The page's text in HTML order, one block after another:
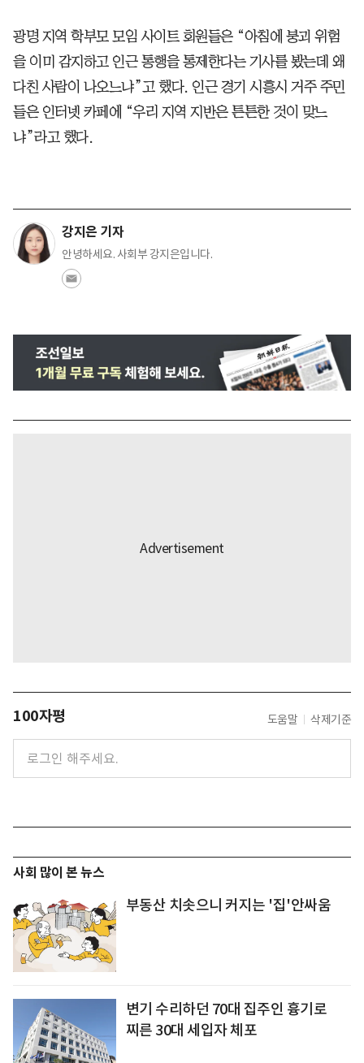
광명 지역 학부모 모임 사이트 회원들은 “아침에 붕괴 위험
을 이미 감지하고 인근 통행을 통제한다는 기사를 봤는데 왜
다친 사람이 나오느냐”고 했다. 인근 경기 시흥시 거주 주민
들은 인터넷 카페에 “우리 지역 지반은 튼튼한 것이 맞느
냐”라고 했다.
강지은 기자
안녕하세요. 사회부 강지은입니다.
100자평 도움말 삭제기준
사회 많이 본 뉴스
부동산 치솟으니 커지는 '집'안싸움
변기 수리하던 70대 집주인 흉기로
찌른 30대 세입자 체포